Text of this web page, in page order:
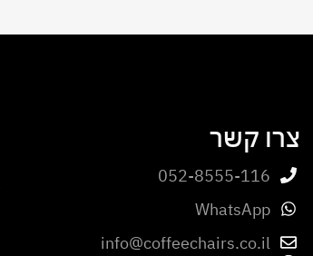
צרו קשר
052-8555-116
WhatsApp
info@coffeechairs.co.il